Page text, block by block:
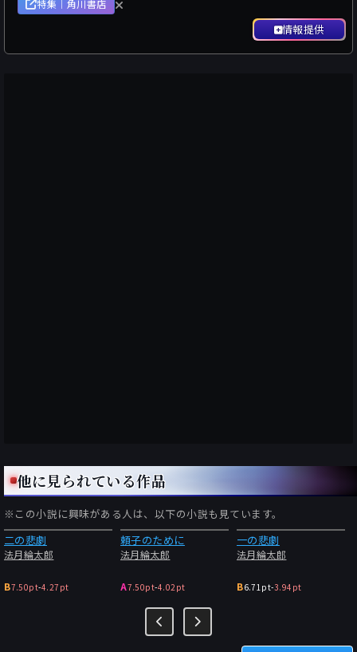
特集｜角川書店
情報提供
他に見られている作品
※この小説に興味がある人は、以下の小説も見ています。
二の悲劇
法月綸太郎
B7.50pt-4.27pt
頼子のために
法月綸太郎
A7.50pt-4.02pt
一の悲劇
法月綸太郎
B6.71pt-3.94pt